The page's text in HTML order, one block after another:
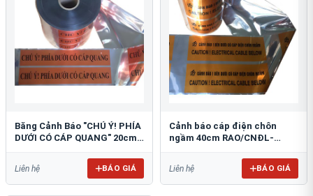
Băng Cảnh Báo "CHÚ Ý! PHÍA
DƯỚI CÓ CÁP QUANG" 20cm
Liên hệ BÁO GIÁ
Cảnh báo cáp điện chôn
ngầm 40cm RAO/CNĐL-
Liên hệ BÁO GIÁ